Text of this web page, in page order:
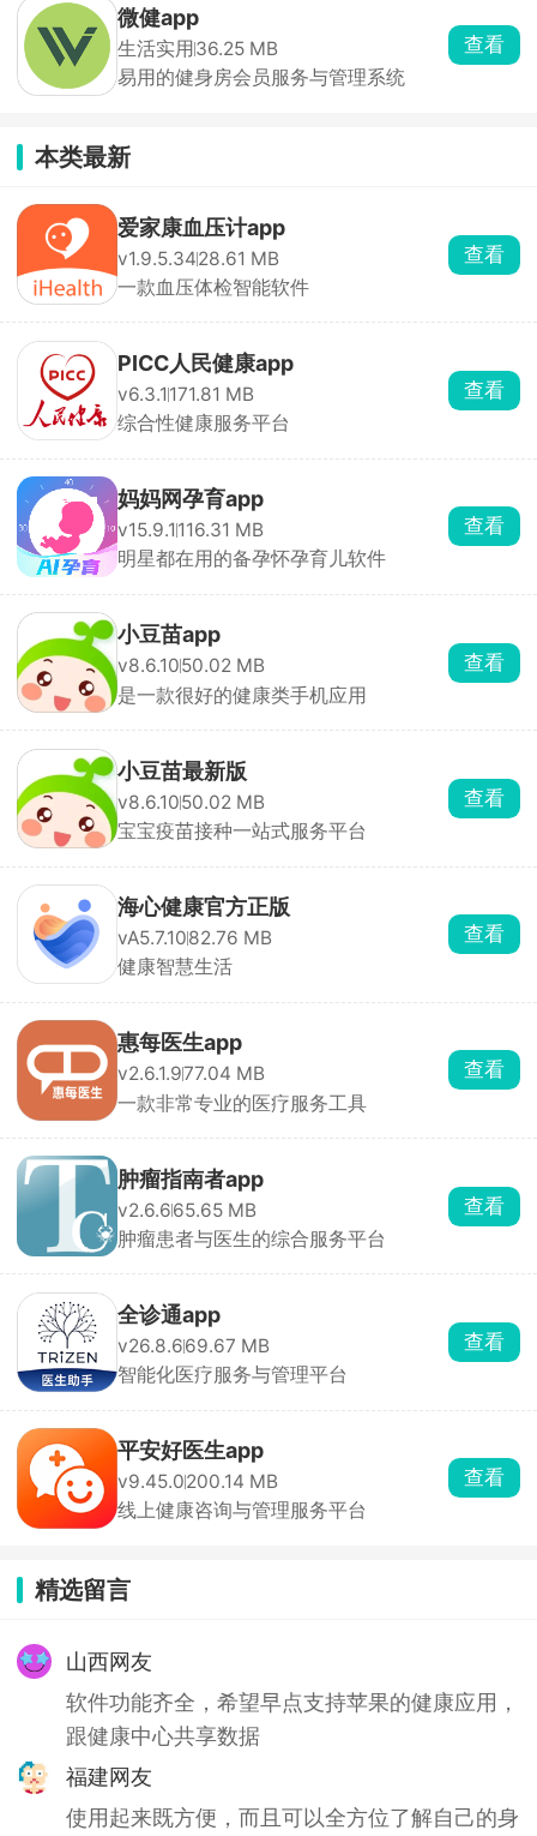
微健app
生活实用 36.25 MB
易用的健身房会员服务与管理系统
查看
本类最新
爱家康血压计app
v1.9.5.3428.61 MB
一款血压体检智能软件
查看
PICC人民健康app
v6.3.1 171.81 MB
综合性健康服务平台
查看
妈妈网孕育app
v15.9.1 116.31 MB
明星都在用的备孕怀孕育儿软件
查看
小豆苗app
v8.6.1050.02 MB
是一款很好的健康类手机应用
查看
小豆苗最新版
v8.6.1050.02 MB
宝宝疫苗接种一站式服务平台
查看
海心健康官方正版
vA5.7.1082.76 MB
健康智慧生活
查看
惠每医生app
v2.6.1.977.04 MB
一款非常专业的医疗服务工具
查看
肿瘤指南者app
v2.6.665.65 MB
肿瘤患者与医生的综合服务平台
查看
全诊通app
v26.8.669.67 MB
智能化医疗服务与管理平台
查看
平安好医生app
v9.45.0200.14 MB
线上健康咨询与管理服务平台
查看
精选留言
山西网友
软件功能齐全，希望早点支持苹果的健康应用，
跟健康中心共享数据
福建网友
使用起来既方便，而且可以全方位了解自己的身